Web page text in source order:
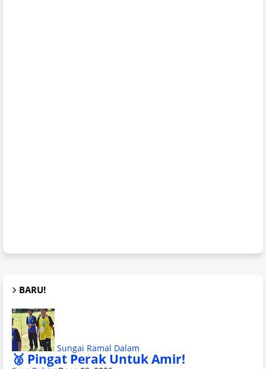
BARU!
Sungai Ramal Dalam
🥈 Pingat Perak Untuk Amir!